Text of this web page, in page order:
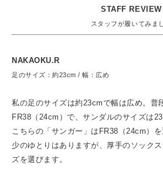
STAFF REVIEW
スタッフが履いてみま
NAKAOKU.R
足のサイズ：約23cm / 幅：広め
私の足のサイズは約23cmで幅は広め。普
FR38（24cm）で、サンダルのサイズは
こちらの「サンガー」はFR38（24cm）
少のゆとりはありますが、厚手のソック
ズを選びます。